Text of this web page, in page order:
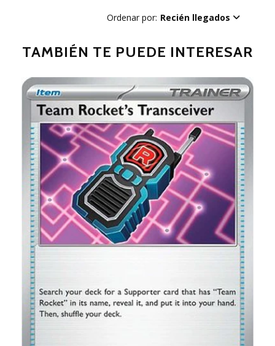
Ordenar por: Recién llegados
TAMBIÉN TE PUEDE INTERESAR